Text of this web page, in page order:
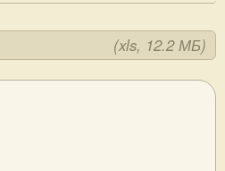
(xls, 12.2 МБ)